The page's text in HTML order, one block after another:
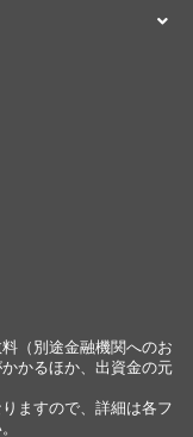
（別途金融機関へのお
かるほか、出資金の元
ますので、詳細は各フ